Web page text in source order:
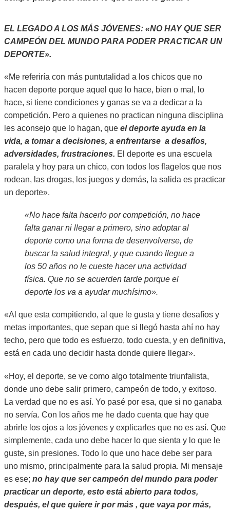
EL LEGADO A LOS MÁS JÓVENES: «NO HAY QUE SER
CAMPEÓN DEL MUNDO PARA PODER PRACTICAR UN
DEPORTE».
«Me referiría con más puntutalidad a los chicos que no
hacen deporte porque aquel que lo hace, bien o mal, lo
hace, si tiene condiciones y ganas se va a dedicar a la
competición. Pero a quienes no practican ninguna disciplina
les aconsejo que lo hagan, que el deporte ayuda en la
vida, a tomar a decisiones, a enfrentarse a desafíos,
adversidades, frustraciones. El deporte es una escuela
paralela y hoy para un chico, con todos los flagelos que nos
rodean, las drogas, los juegos y demás, la salida es practicar
un deporte».
«No hace falta hacerlo por competición, no hace
falta ganar ni llegar a primero, sino adoptar al
deporte como una forma de desenvolverse, de
buscar la salud integral, y que cuando llegue a
los 50 años no le cueste hacer una actividad
física. Que no se acuerden tarde porque el
deporte los va a ayudar muchísimo».
«Al que esta compitiendo, al que le gusta y tiene desafíos y
metas importantes, que sepan que si llegó hasta ahí no hay
techo, pero que todo es esfuerzo, todo cuesta, y en definitiva,
está en cada uno decidir hasta donde quiere llegar».
«Hoy, el deporte, se ve como algo totalmente triunfalista,
donde uno debe salir primero, campeón de todo, y exitoso.
La verdad que no es así. Yo pasé por esa, que si no ganaba
no servía. Con los años me he dado cuenta que hay que
abrirle los ojos a los jóvenes y explicarles que no es así. Que
simplemente, cada uno debe hacer lo que sienta y lo que le
guste, sin presiones. Todo lo que uno hace debe ser para
uno mismo, principalmente para la salud propia. Mi mensaje
es ese; no hay que ser campeón del mundo para poder
practicar un deporte, esto está abierto para todos,
después, el que quiere ir por más , que vaya por más,